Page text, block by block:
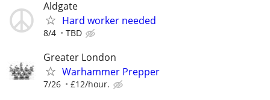
Aldgate
Hard worker needed
8/4 TBD
Greater London
Warhammer Prepper
7/26 £12/hour.